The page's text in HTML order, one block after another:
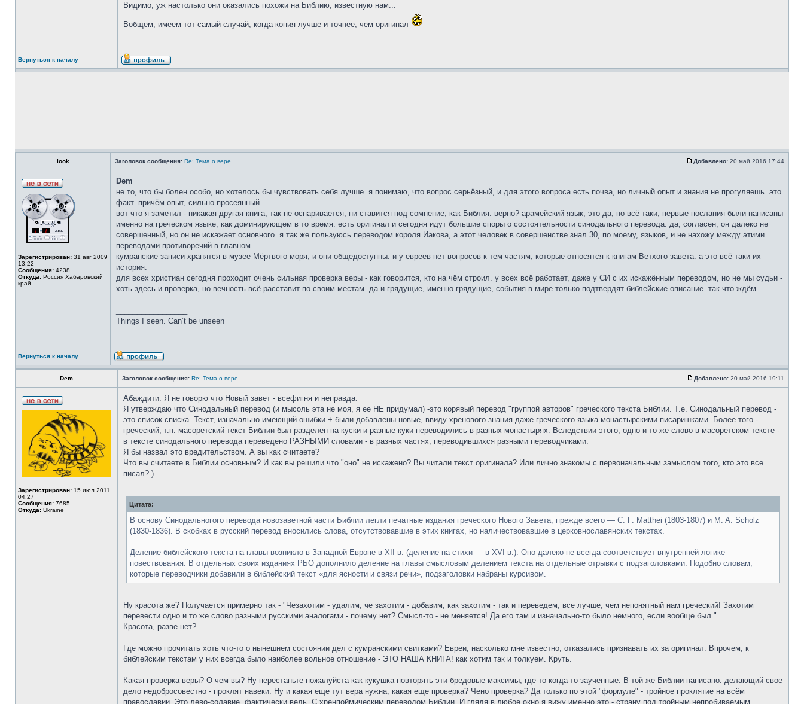
Видимо, уж настолько они оказались похожи на Библию, известную нам...
Вобщем, имеем тот самый случай, когда копия лучше и точнее, чем оригинал
Вернуться к началу
look Заголовок сообщения: Re: Тема о вере. Добавлено: 20 май 2016 17:44
Зарегистрирован: 31 авг 2009
13:22
Сообщения: 4238
Откуда: Россия Хабаровский
край
Dem
не то, что бы болен особо, но хотелось бы чувствовать себя лучше. я понимаю, что вопрос серьёзный, и для этого вопроса есть почва, но личный опыт и знания не прогуляешь. это
факт. причём опыт, сильно просеянный.
вот что я заметил - никакая другая книга, так не оспаривается, ни ставится под сомнение, как Библия. верно? арамейский язык, это да, но всё таки, первые послания были написаны
именно на греческом языке, как доминирующем в то время. есть оригинал и сегодня идут большие споры о состоятельности синодального перевода. да, согласен, он далеко не
совершенный, но он не искажает основного. я так же пользуюсь переводом короля Иакова, а этот человек в совершенстве знал 30, по моему, языков, и не нахожу между этими
переводами противоречий в главном.
кумранские записи хранятся в музее Мёртвого моря, и они общедоступны. и у евреев нет вопросов к тем частям, которые относятся к книгам Ветхого завета. а это всё таки их
история.
для всех христиан сегодня проходит очень сильная проверка веры - как говорится, кто на чём строил. у всех всё работает, даже у СИ с их искажённым переводом, но не мы судьи -
хоть здесь и проверка, но вечность всё расставит по своим местам. да и грядущие, именно грядущие, события в мире только подтвердят библейские описание. так что ждём.
Things I seen. Can’t be unseen
Вернуться к началу
Dem Заголовок сообщения: Re: Тема о вере. Добавлено: 20 май 2016 19:11
Зарегистрирован: 15 июл 2011
04:27
Сообщения: 7685
Откуда: Ukraine
Абаждити. Я не говорю что Новый завет - всефигня и неправда.
Я утверждаю что Синодальный перевод (и мысоль эта не моя, я ее НЕ придумал) -это корявый перевод "группой авторов" греческого текста Библии. Т.е. Синодальный перевод -
это список списка. Текст, изначально имеющий ошибки + были добавлены новые, ввиду хренового знания даже греческого языка монастырскими писаришками. Более того -
греческий, т.н. масоретский текст Библии был разделен на куски и разные куки переводились в разных монастырях. Вследствии этого, одно и то же слово в масоретском тексте -
в тексте синодального перевода переведено РАЗНЫМИ словами - в разных частях, переводившихся разными переводчиками.
Я бы назвал это вредительством. А вы как считаете?
Что вы считаете в Библии основным? И как вы решили что "оно" не искажено? Вы читали текст оригинала? Или лично знакомы с первоначальным замыслом того, кто это все
писал? )
Цитата:
В основу Синодальногого перевода новозаветной части Библии легли печатные издания греческого Нового Завета, прежде всего — C. F. Matthei (1803-1807) и M. A. Scholz
(1830-1836). В скобках в русский перевод вносились слова, отсутствовавшие в этих книгах, но наличествовавшие в церковнославянских текстах.
Деление библейского текста на главы возникло в Западной Европе в XII в. (деление на стихи — в XVI в.). Оно далеко не всегда соответствует внутренней логике
повествования. В отдельных своих изданиях РБО дополнило деление на главы смысловым делением текста на отдельные отрывки с подзаголовками. Подобно словам,
которые переводчики добавили в библейский текст «для ясности и связи речи», подзаголовки набраны курсивом.
Ну красота же? Получается примерно так - "Чезахотим - удалим, че захотим - добавим, как захотим - так и переведем, все лучше, чем непонятный нам греческий! Захотим
перевести одно и то же слово разными русскими аналогами - почему нет? Смысл-то - не меняется! Да его там и изначально-то было немного, если вообще был."
Красота, разве нет?
Где можно прочитать хоть что-то о нынешнем состоянии дел с кумранскими свитками? Евреи, насколько мне известно, отказались признавать их за оригинал. Впрочем, к
библейским текстам у них всегда было наиболее вольное отношение - ЭТО НАША КНИГА! как хотим так и толкуем. Круть.
Какая проверка веры? О чем вы? Ну перестаньте пожалуйста как кукушка повторять эти бредовые максимы, где-то когда-то заученные. В той же Библии написано: делающий свое
дело недобросовестно - проклят навеки. Ну и какая еще тут вера нужна, какая еще проверка? Чено проверка? Да только по этой "формуле" - тройное проклятие на всём
православии. Это лево-солавие, фактически ведь. С хренпоймическим переводом Библии. И глядя в любое окно я вижу именно это - страну под тройным непробиваемым